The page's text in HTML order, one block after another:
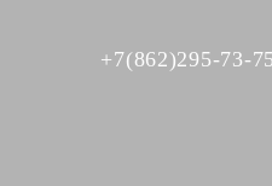
+7(862)295-73-75